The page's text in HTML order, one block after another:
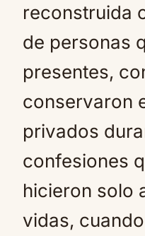
reconstruida
de personas
presentes,
conservaron
privados
confesiones
hicieron solo
vidas,